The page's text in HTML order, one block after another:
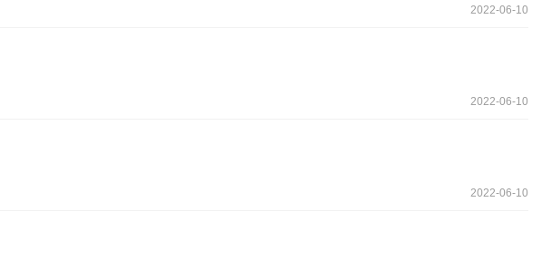
2022-06-10
2022-06-10
2022-06-10